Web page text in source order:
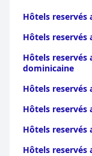
Hôtels reservés
Hôtels reservés
Hôtels reservés
dominicaine
Hôtels reservés
Hôtels reservés
Hôtels reservés
Hôtels reservés